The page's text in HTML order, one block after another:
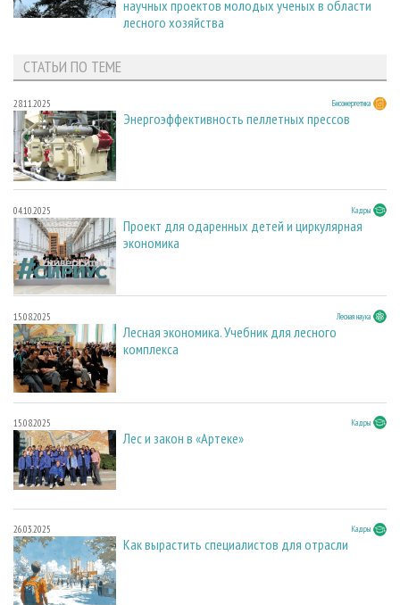
научных проектов молодых ученых в области
лесного хозяйства
СТАТЬИ ПО ТЕМЕ
28.11.2025 Биоэнергетика
Энергоэффективность пеллетных прессов
04.10.2025 Кадры
Проект для одаренных детей и циркулярная
экономика
15.08.2025 Лесная наука
Лесная экономика. Учебник для лесного
комплекса
15.08.2025 Кадры
Лес и закон в «Артеке»
26.03.2025 Кадры
Как вырастить специалистов для отрасли